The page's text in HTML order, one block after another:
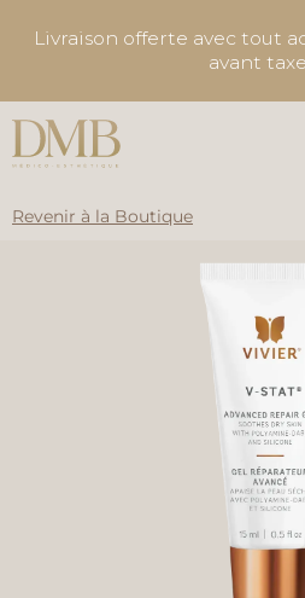
Livraison offerte avec tout
avant
Revenir à la Boutique